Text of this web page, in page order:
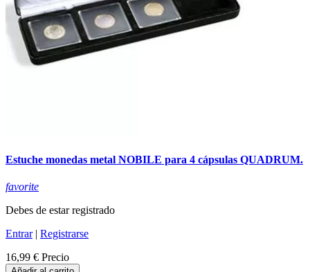
Estuche monedas metal NOBILE para 4 cápsulas QUADRUM.
favorite
Debes de estar registrado
Entrar| Registrarse
16,99 € Precio